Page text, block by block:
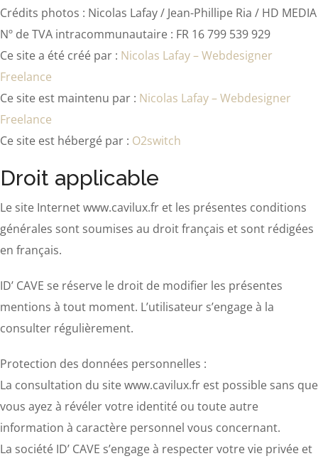
Crédits photos : Nicolas Lafay / Jean-Phillipe Ria / HD MEDIA
Nº de TVA intracommunautaire : FR 16 799 539 929
Ce site a été créé par : Nicolas Lafay – Webdesigner
Freelance
Ce site est maintenu par : Nicolas Lafay – Webdesigner
Freelance
Ce site est hébergé par : O2switch
Droit applicable
Le site Internet www.cavilux.fr et les présentes conditions
générales sont soumises au droit français et sont rédigées
en français.
ID’ CAVE se réserve le droit de modifier les présentes
mentions à tout moment. L’utilisateur s’engage à la
consulter régulièrement.
Protection des données personnelles :
La consultation du site www.cavilux.fr est possible sans que
vous ayez à révéler votre identité ou toute autre
information à caractère personnel vous concernant.
La société ID’ CAVE s’engage à respecter votre vie privée et